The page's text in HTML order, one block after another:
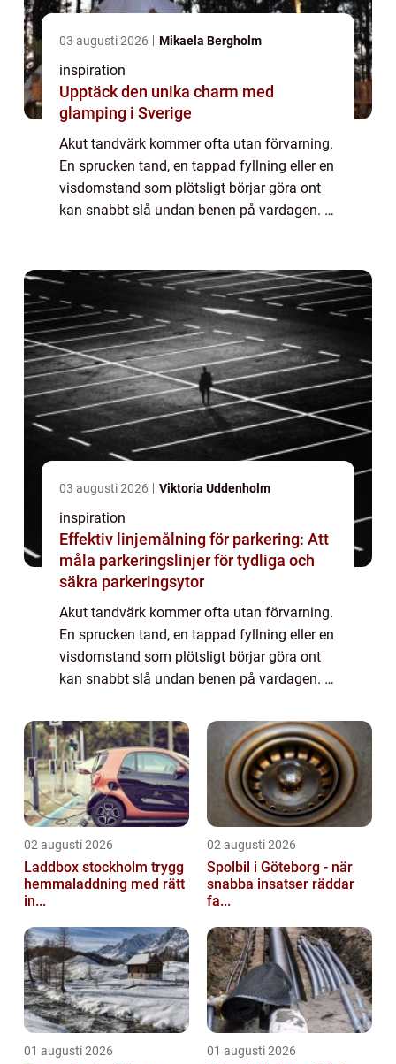
03 augusti 2026 Mikaela Bergholm
inspiration
Upptäck den unika charm med
glamping i Sverige
Akut tandvärk kommer ofta utan förvarning.
En sprucken tand, en tappad fyllning eller en
visdomstand som plötsligt börjar göra ont
kan snabbt slå undan benen på vardagen. I
03 augusti 2026 Viktoria Uddenholm
inspiration
Effektiv linjemålning för parkering: Att
måla parkeringslinjer för tydliga och
säkra parkeringsytor
Akut tandvärk kommer ofta utan förvarning.
En sprucken tand, en tappad fyllning eller en
visdomstand som plötsligt börjar göra ont
kan snabbt slå undan benen på vardagen. I
alternativ, men när smärtan är som värst...
02 augusti 2026
Laddbox stockholm trygg
hemmaladdning med rätt
in...
02 augusti 2026
Spolbil i Göteborg - när
snabba insatser räddar
fa...
01 augusti 2026 01 augusti 2026